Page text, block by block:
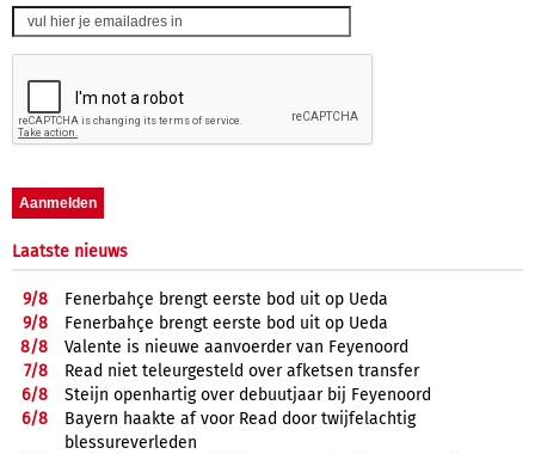
Laatste nieuws
9/8
Fenerbahçe brengt eerste bod uit op Ueda
9/8
Fenerbahçe brengt eerste bod uit op Ueda
8/8
Valente is nieuwe aanvoerder van Feyenoord
7/8
Read niet teleurgesteld over afketsen transfer
6/8
Steijn openhartig over debuutjaar bij Feyenoord
6/8
Bayern haakte af voor Read door twijfelachtig
blessureverleden